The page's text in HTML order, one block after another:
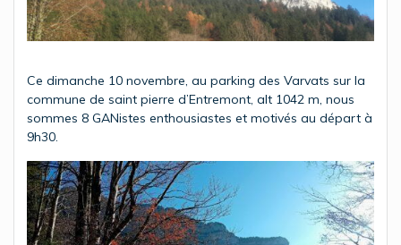
Ce dimanche 10 novembre, au parking des Varvats sur la
commune de saint pierre d’Entremont, alt 1042 m, nous
sommes 8 GANistes enthousiastes et motivés au départ à
9h30.